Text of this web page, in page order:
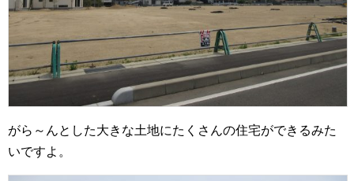
がら～んとした大きな土地にたくさんの住宅ができるみた
いですよ。